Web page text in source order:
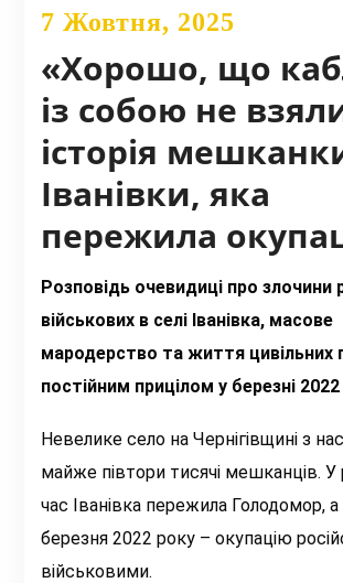
7 Жовтня, 2025
«Хорошо, що
із собою не
історія
Іванівки, яка
пережила
Розповідь очевидиці про злочини
військових в селі Іванівка, масове
мародерство та життя цивільних
постійним прицілом у березні
Невелике село на Чернігівщині з
майже півтори тисячі мешканців. У
час Іванівка пережила Голодомор,
березня 2022 року – окупацію
військовими.